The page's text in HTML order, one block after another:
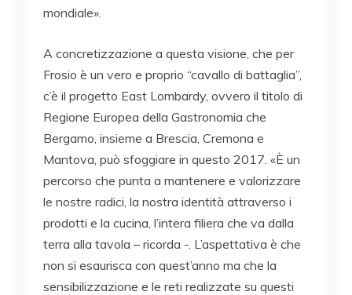
mondiale».
A concretizzazione a questa visione, che per
Frosio è un vero e proprio “cavallo di battaglia”,
c’è il progetto East Lombardy, ovvero il titolo di
Regione Europea della Gastronomia che
Bergamo, insieme a Brescia, Cremona e
Mantova, può sfoggiare in questo 2017. «È un
percorso che punta a mantenere e valorizzare
le nostre radici, la nostra identità attraverso i
prodotti e la cucina, l’intera filiera che va dalla
terra alla tavola – ricorda -. L’aspettativa è che
non si esaurisca con quest’anno ma che la
sensibilizzazione e le reti realizzate su questi